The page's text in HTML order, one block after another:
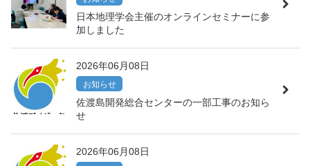
日本地理学会主催のオンラインセミナーに参
加しました
2026年06月08日
お知らせ
佐渡島開発総合センターの一部工事のお知ら
せ
2026年06月08日